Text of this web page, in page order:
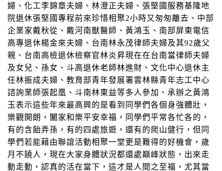
婦、化工李錦章夫婦、林澄正夫婦、張堅國服務基隆地
院退休張堅國專程前來珍惜相聚2小時又匆匆離去、中部
企業家戴秋從、戴河南獸醫師、黃鴻玉、南部屏東電信
高專退休楊金來夫婦、台南林永茂律師夫婦及其92歲父
親、台南高檢退休檢察官林炎昇現在在台南當律師夫婦
及女兒、孫女、斗高退休老師林進財、文化中心退休主
任林振成夫婦、教育部青年發展署雲林縣青年志工中心
諮詢業師張起凰、斗南林東益等多人參加、承辦之黃鴻
玉表示這些年來最高興的是看到同學們各個身強體壯，
樂觀開朗，闔家和樂平安幸福，同學們平常各忙各的，
有的含飴弄孫，有的四處旅遊，還有的爬山健行，但同
學們若能藉由聯誼活動相聚一堂更是難得的好機會，歲
月不饒人，現在大家身體狀況都還處巔峰狀態，出來走
動走動，認真的活在當下，這才是人間之至福，尤其當